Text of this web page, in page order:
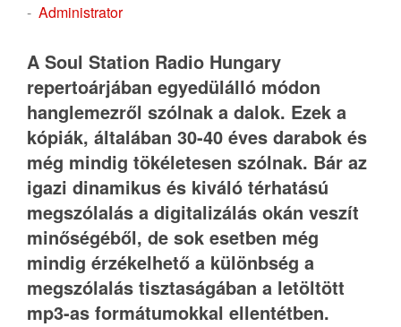
- Administrator
A Soul Station Radio Hungary
repertoárjában egyedülálló módon
hanglemezről szólnak a dalok. Ezek a
kópiák, általában 30-40 éves darabok és
még mindig tökéletesen szólnak. Bár az
igazi dinamikus és kiváló térhatású
megszólalás a digitalizálás okán veszít
minőségéből, de sok esetben még
mindig érzékelhető a különbség a
megszólalás tisztaságában a letöltött
mp3-as formátumokkal ellentétben.